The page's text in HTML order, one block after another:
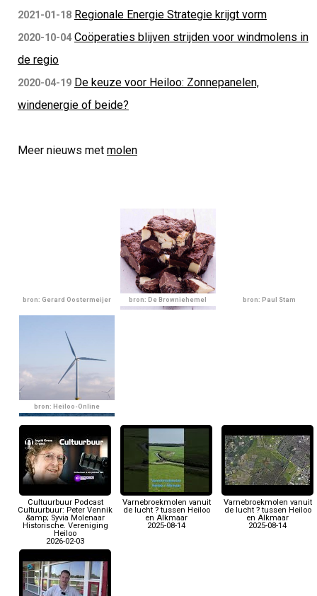
2021-01-18 Regionale Energie Strategie krijgt vorm
2020-10-04 Coöperaties blijven strijden voor windmolens in
de regio
2020-04-19 De keuze voor Heiloo: Zonnepanelen,
windenergie of beide?
Meer nieuws met molen
bron: Gerard Oostermeijer bron: De Browniehemel bron: Paul Stam
bron: Heiloo-Online
Cultuurbuur Podcast
Cultuurbuur: Peter Vennik
&amp; Syvia Molenaar
Historische. Vereniging
Heiloo
2026-02-03
Varnebroekmolen vanuit
de lucht ? tussen Heiloo
en Alkmaar
2025-08-14
Varnebroekmolen vanuit
de lucht ? tussen Heiloo
en Alkmaar
2025-08-14